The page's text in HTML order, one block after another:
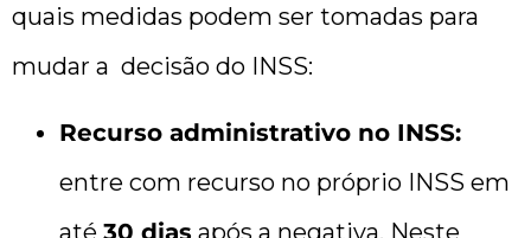
quais medidas podem ser tomadas para
mudar a decisão do INSS:
Recurso administrativo no INSS:
entre com recurso no próprio INSS em